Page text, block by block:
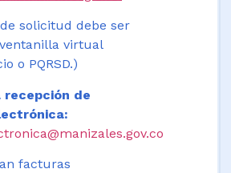
solicitud debe ser
virtual
o PQRSD.)
recepción de
facturas